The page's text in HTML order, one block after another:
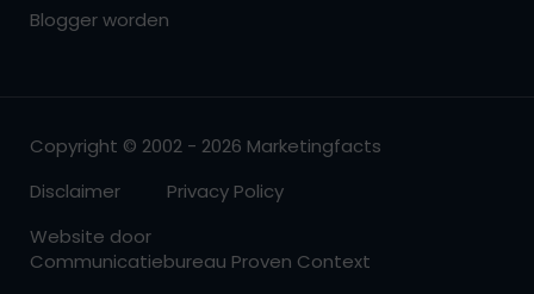
Blogger worden
Copyright © 2002 - 2026 Marketingfacts
Disclaimer
Privacy Policy
Website door
Communicatiebureau Proven Context